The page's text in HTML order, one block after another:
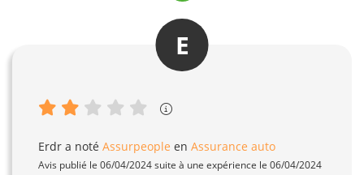
E
Erdr a noté Assurpeople en Assurance auto
Avis publié le 06/04/2024 suite à une expérience le 06/04/2024